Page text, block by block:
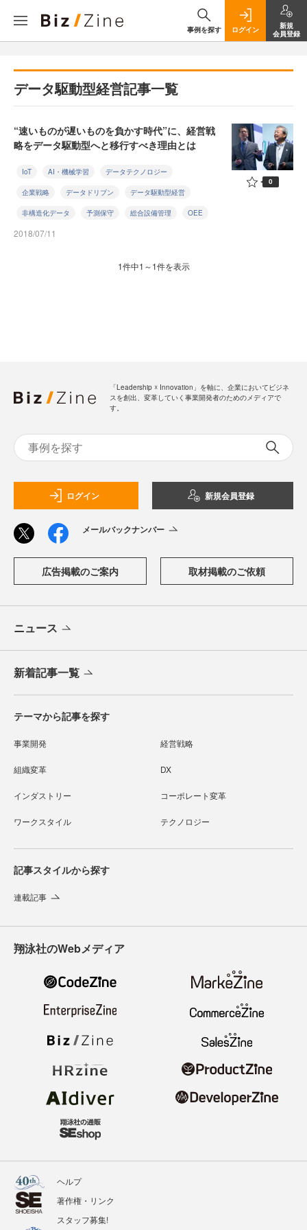
事例を探す ログイン
新規
会員登録
データ駆動型経営記事一覧
“速いものが遅いものを負かす時代”に、経営戦
略をデータ駆動型へと移行すべき理由とは
IoT AI・機械学習 データテクノロジー
企業戦略 データドリブン データ駆動型経営
非構造化データ 予測保守 総合設備管理 OEE
2018/07/11
0
1件中1～1件を表示
「Leadership ☓ Innovation」を軸に、企業においてビジネ
スを創出、変革していく事業開発者のためのメディアで
す。
ログイン 新規会員登録
メールバックナンバー
広告掲載のご案内 取材掲載のご依頼
ニュース
新着記事一覧
テーマから記事を探す
事業開発 経営戦略
組織変革 DX
インダストリー コーポレート変革
ワークスタイル テクノロジー
記事スタイルから探す
連載記事
翔泳社のWebメディア
ヘルプ
著作権・リンク
スタッフ募集!